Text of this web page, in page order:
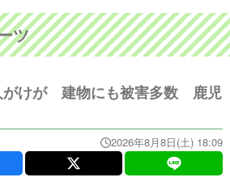
ツ
けが 建物にも被害多数 鹿児
2026年8月8日(土) 18:09